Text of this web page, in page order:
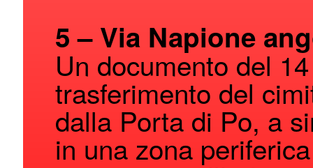
5 – Via Napione
Un documento del
trasferimento del
dalla Porta di Po, a
in una zona